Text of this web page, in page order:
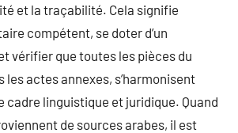
et la traçabilité. Cela signifie
compétent, se doter d’un
vérifier que toutes les pièces du
les actes annexes, s’harmonisent
cadre linguistique et juridique. Quand
de sources arabes, il est